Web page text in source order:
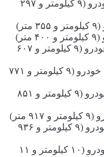
فاصله تا بازار ونوس ۱۴ دقیقه با خودرو (۹ کیلومتر و ۲۹۷
فاصله تا مرکز تجاری ۱۴ دقیقه با خودرو (۹ کیلومتر و ۶۰۷
فاصله تا اسکله تفریحی ۱۴ دقیقه با خودرو (۹ کیلومتر و ۷۷۱
فاصله تا بولینگ مریم ۱۴ دقیقه با خودرو (۹ کیلومتر و ۸۵۱
فاصله تا هایپرمارکت ۱۴ دقیقه با خودرو (۹ کیلومتر و ۹۳۶
فاصله تا توتی فروتی ۱۴ دقیقه با خودرو (۱۰ کیلومتر و ۱۱